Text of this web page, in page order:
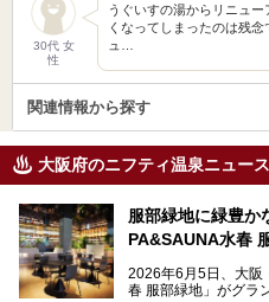
30代 女
性
うぐいすの湯からリニュ
くなってしまったのは残
ュ…
関連情報から探す
大阪府のニフティ温泉ニュース
服部緑地に緑豊か
PA&SAUNA水春
2026年6月5日、大阪
春 服部緑地」がグラ